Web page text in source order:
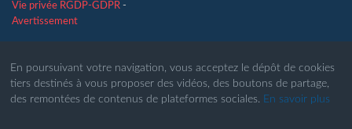
En poursuivant votre navigation, vous acceptez le dépôt de cookies
tiers destinés à vous proposer des vidéos, des boutons de partage,
des remontées de contenus de plateformes sociales. En savoir plus
Vie privée RGDP-GDPR -
Avertissement